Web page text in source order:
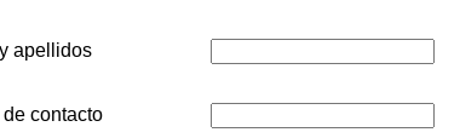
apellidos
contacto